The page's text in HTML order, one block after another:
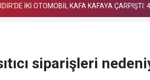
İKİ OTOMOBİL KAFA KAFAYA ÇARPIŞTI:
siparişleri